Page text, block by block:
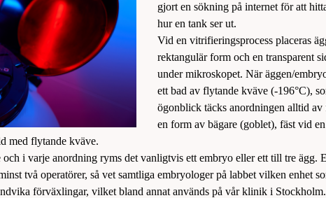
gjort en sökning på internet för att
hur en tank ser ut.
Vid en vitrifieringsprocess placeras
rektangulär form och en transparent
under mikroskopet. När äggen/
ett bad av flytande kväve (-196°C),
ögonblick täcks anordningen alltid
en form av bägare (goblet), fäst vid
med flytande kväve.
i varje anordning ryms det vanligtvis ett embryo eller ett till tre ägg.
två operatörer, så vet samtliga embryologer på labbet vilken enhet
förväxlingar, vilket bland annat används på vår klinik i